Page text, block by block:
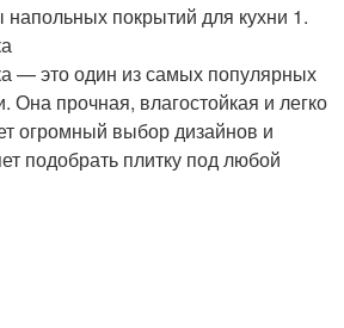
покрытий для кухни 1.
— это один из самых популярных
Она прочная, влагостойкая и легко
огромный выбор дизайнов и
подобрать плитку под любой